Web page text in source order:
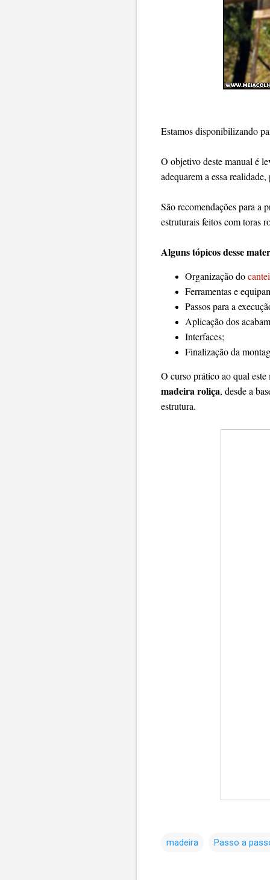
Estamos disponibilizando
O objetivo deste manual é
adequarem a essa
São recomendações para a
estruturais feitos com toras
Alguns tópicos desse
Organização do
Ferramentas e
Passos para a
Aplicação dos
Interfaces;
Finalização da
O curso prático ao qual
madeira roliça, desde a
estrutura.
madeira Passo a